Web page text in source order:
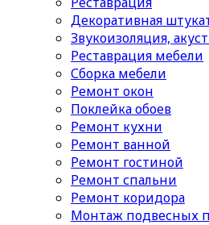
Декоративная
Звукоизоляция,
Реставрация мебели
Сборка мебели
Ремонт окон
Поклейка обоев
Ремонт кухни
Ремонт ванной
Ремонт гостиной
Ремонт спальни
Ремонт коридора
Монтаж подвесных